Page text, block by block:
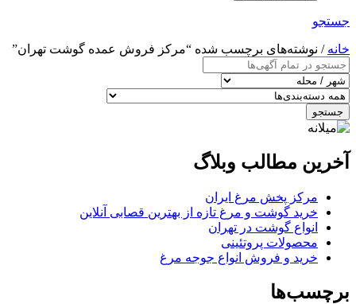
جستجو
خانه / نوشته‌های برچسب شده “مرکز فروش عمده گوشت تهران”
جستجو
آخرین مطالب وبلاگ
مرکز پخش مرغ ایران
خرید گوشت و مرغ تازه از بهترین قصابی آنلاین
انواع گوشت در تهران
محصولات پروتئینی
خرید و فروش انواع جوجه مرغ
برچسب‌ها